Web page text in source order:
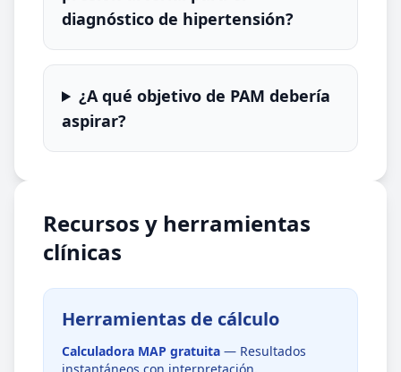
diagnóstico de hipertensión?
¿A qué objetivo de PAM debería
aspirar?
Recursos y herramientas
clínicas
Herramientas de cálculo
Calculadora MAP gratuita — Resultados